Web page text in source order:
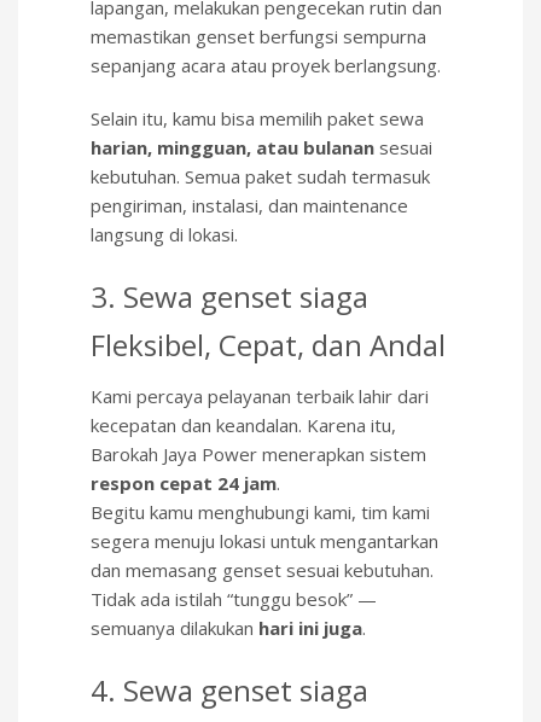
lapangan, melakukan pengecekan rutin dan
memastikan genset berfungsi sempurna
sepanjang acara atau proyek berlangsung.
Selain itu, kamu bisa memilih paket sewa
harian, mingguan, atau bulanan sesuai
kebutuhan. Semua paket sudah termasuk
pengiriman, instalasi, dan maintenance
langsung di lokasi.
3. Sewa genset siaga
Fleksibel, Cepat, dan Andal
Kami percaya pelayanan terbaik lahir dari
kecepatan dan keandalan. Karena itu,
Barokah Jaya Power menerapkan sistem
respon cepat 24 jam.
Begitu kamu menghubungi kami, tim kami
segera menuju lokasi untuk mengantarkan
dan memasang genset sesuai kebutuhan.
Tidak ada istilah “tunggu besok” —
semuanya dilakukan hari ini juga.
4. Sewa genset siaga